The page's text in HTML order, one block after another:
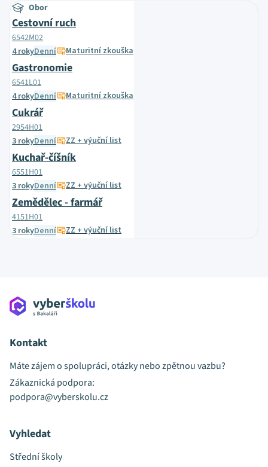
Obor
Cestovní ruch
6542M02
4 rokyDenní Maturitní zkouška
Gastronomie
6541L01
4 rokyDenní Maturitní zkouška
Cukrář
2954H01
3 rokyDenní ZZ + výuční list
Kuchař-číšník
6551H01
3 rokyDenní ZZ + výuční list
Zemědělec - farmář
4151H01
3 rokyDenní ZZ + výuční list
Kontakt
Máte zájem o spolupráci, otázky nebo zpětnou vazbu?
Zákaznická podpora:
podpora@vyberskolu.cz
Vyhledat
Střední školy